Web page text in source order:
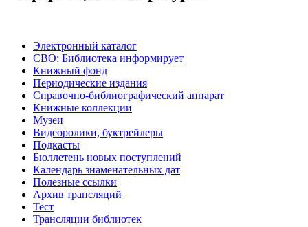
Электронный каталог
СВО: Библиотека информирует
Книжный фонд
Периодические издания
Справочно-библиографический аппарат
Книжные коллекции
Музеи
Видеоролики, буктрейлеры
Подкасты
Бюллетень новых поступлений
Календарь знаменательных дат
Полезные ссылки
Архив трансляций
Тест
Трансляции библиотек